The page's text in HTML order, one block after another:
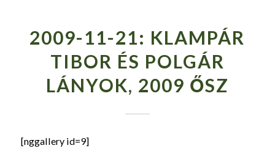
2009-11-21: KLAMPÁR
TIBOR ÉS POLGÁR
LÁNYOK, 2009 ŐSZ
[nggallery id=9]